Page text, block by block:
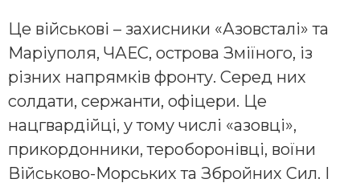
Це військові – захисники «Азовсталі» та
Маріуполя, ЧАЕС, острова Зміїного, із
різних напрямків фронту. Серед них
солдати, сержанти, офіцери. Це
нацгвардійці, у тому числі «азовці»,
прикордонники, тероборонівці, воїни
Військово-Морських та Збройних Сил. І